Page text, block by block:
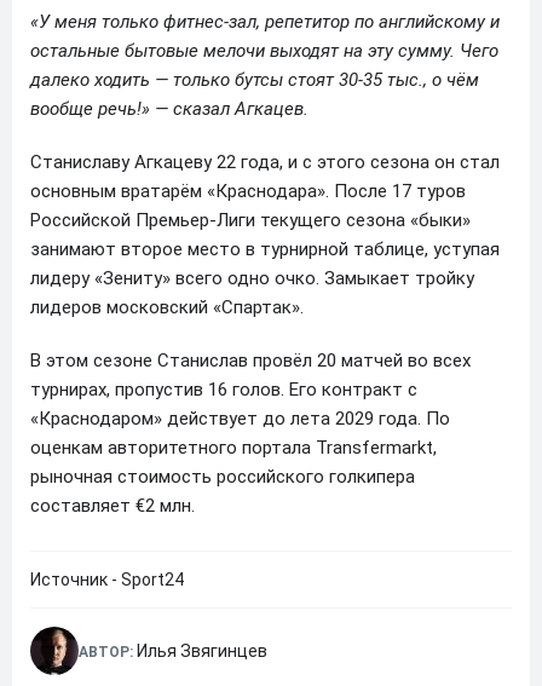
«У меня только фитнес-зал, репетитор по английскому и
остальные бытовые мелочи выходят на эту сумму. Чего
далеко ходить — только бутсы стоят 30-35 тыс., о чём
вообще речь!» — сказал Агкацев.
Станиславу Агкацеву 22 года, и с этого сезона он стал
основным вратарём «Краснодара». После 17 туров
Российской Премьер-Лиги текущего сезона «быки»
занимают второе место в турнирной таблице, уступая
лидеру «Зениту» всего одно очко. Замыкает тройку
лидеров московский «Спартак».
В этом сезоне Станислав провёл 20 матчей во всех
турнирах, пропустив 16 голов. Его контракт с
«Краснодаром» действует до лета 2029 года. По
оценкам авторитетного портала Transfermarkt,
рыночная стоимость российского голкипера
составляет €2 млн.
Источник - Sport24
АВТОР: Илья Звягинцев